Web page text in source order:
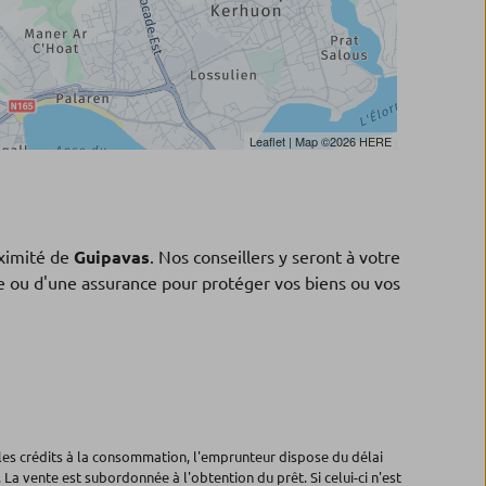
Leaflet | Map ©2026 HERE
de Guipavas. Nos conseillers y seront à votre
d'une assurance pour protéger vos biens ou vos
crédits à la consommation, l'emprunteur dispose du délai
vente est subordonnée à l'obtention du prêt. Si celui-ci n'est